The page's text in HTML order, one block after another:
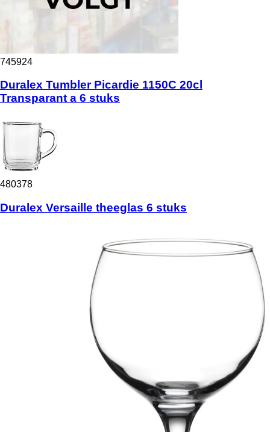
745924
Duralex Tumbler Picardie 1150C 20cl
Transparant a 6 stuks
480378
Duralex Versaille theeglas 6 stuks